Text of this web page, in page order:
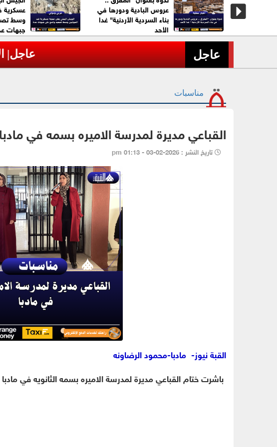
الأبيض
عروس البادية ودورها في
بناء السردية الأردنية" غدا
الأحد
عسكرية
وسط
جبهات
عاجل عاجل| الأمن يحذر من إطلاق العيارات
مناسبات
القباعي مديرة لمدرسة الاميره بسمه في مادبا
تاريخ النشر : 2026-02-03 - 01:13 pm
القبة نيوز- مادبا-محمود الرضاونه
باشرت ختام القباعي مديرة لمدرسة الاميره بسمه الثانويه في مادبا